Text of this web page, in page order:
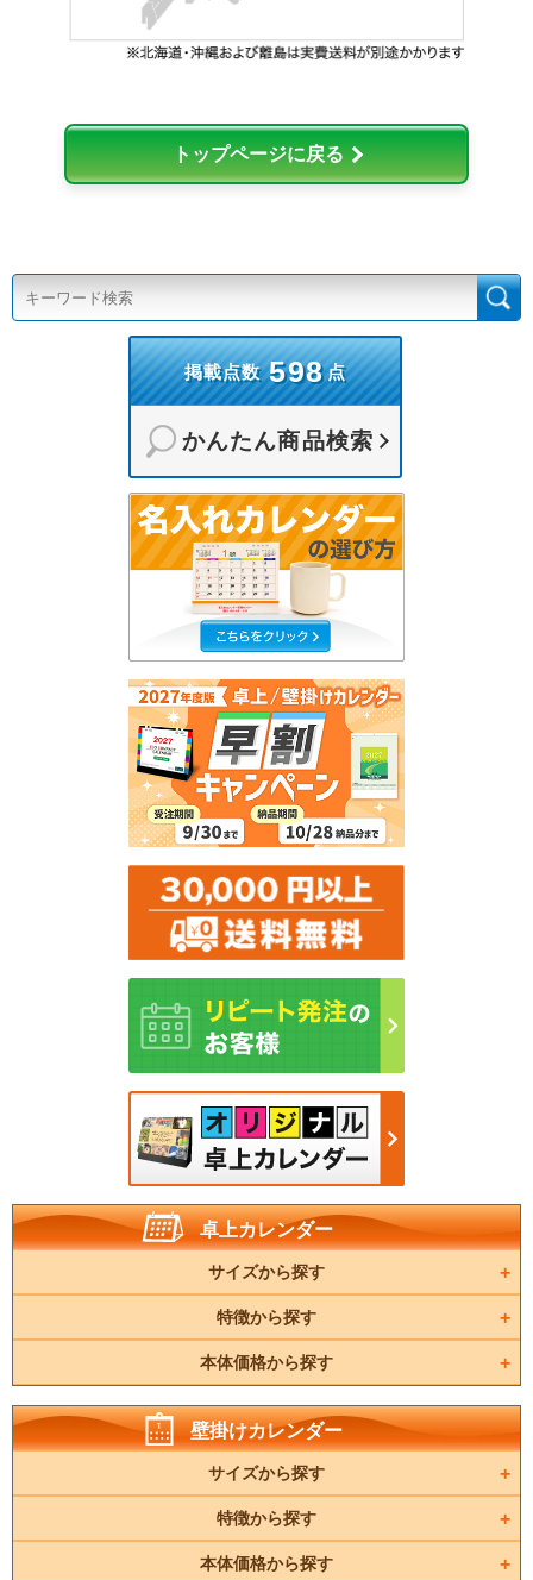
トップページに戻る
掲載点数 598点
かんたん商品検索
卓上カレンダー
サイズから探す
特徴から探す
本体価格から探す
壁掛けカレンダー
サイズから探す
特徴から探す
本体価格から探す